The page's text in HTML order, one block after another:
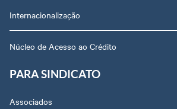
Internacionalização
Núcleo de Acesso ao Crédito
PARA SINDICATO
Associados